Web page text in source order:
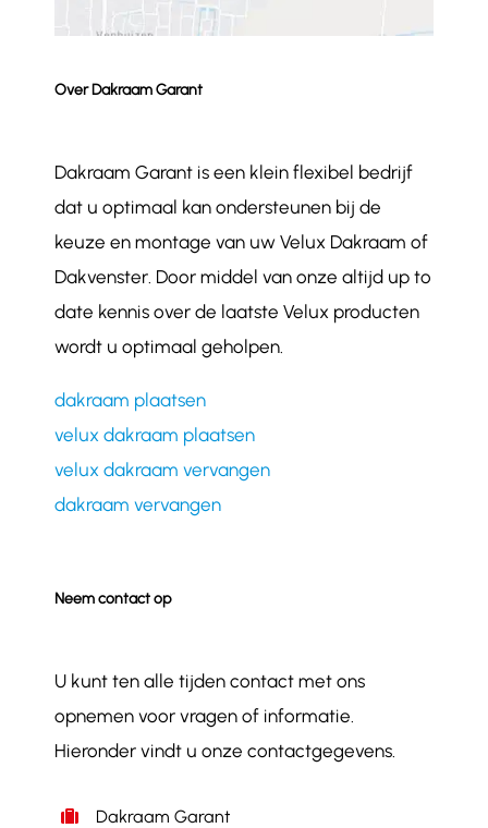
Over Dakraam Garant
Dakraam Garant is een klein flexibel bedrijf
dat u optimaal kan ondersteunen bij de
keuze en montage van uw Velux Dakraam of
Dakvenster. Door middel van onze altijd up to
date kennis over de laatste Velux producten
wordt u optimaal geholpen.
dakraam plaatsen
velux dakraam plaatsen
velux dakraam vervangen
dakraam vervangen
Neem contact op
U kunt ten alle tijden contact met ons
opnemen voor vragen of informatie.
Hieronder vindt u onze contactgegevens.
Dakraam Garant